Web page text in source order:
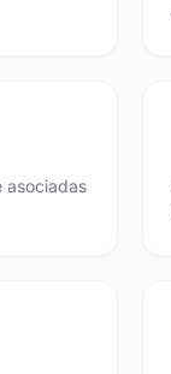
asociadas